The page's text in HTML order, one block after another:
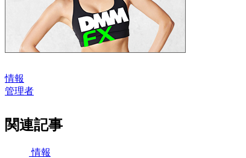
情報
管理者
関連記事
情報